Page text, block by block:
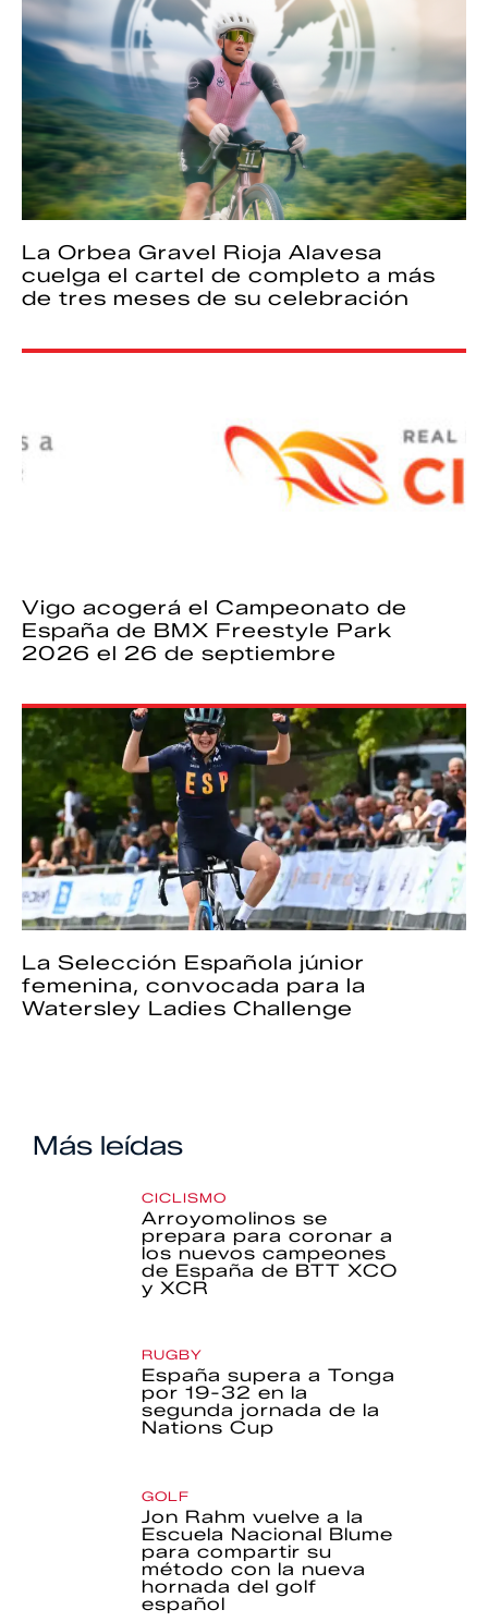
La Orbea Gravel Rioja Alavesa
cuelga el cartel de completo a más
de tres meses de su celebración
Vigo acogerá el Campeonato de
España de BMX Freestyle Park
2026 el 26 de septiembre
La Selección Española júnior
femenina, convocada para la
Watersley Ladies Challenge
Más leídas
CICLISMO
Arroyomolinos se
prepara para coronar a
los nuevos campeones
de España de BTT XCO
y XCR
RUGBY
España supera a Tonga
por 19-32 en la
segunda jornada de la
Nations Cup
GOLF
Jon Rahm vuelve a la
Escuela Nacional Blume
para compartir su
método con la nueva
hornada del golf
español